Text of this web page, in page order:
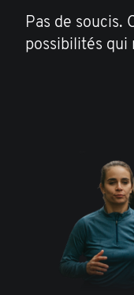
Pas de soucis.
possibilités qui